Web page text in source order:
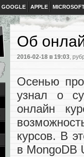
GOOGLE APPLE
Об
2016-02-18 в 19:03,
Осенью
узнал о
онлайн
курсов. В
в MongoDB